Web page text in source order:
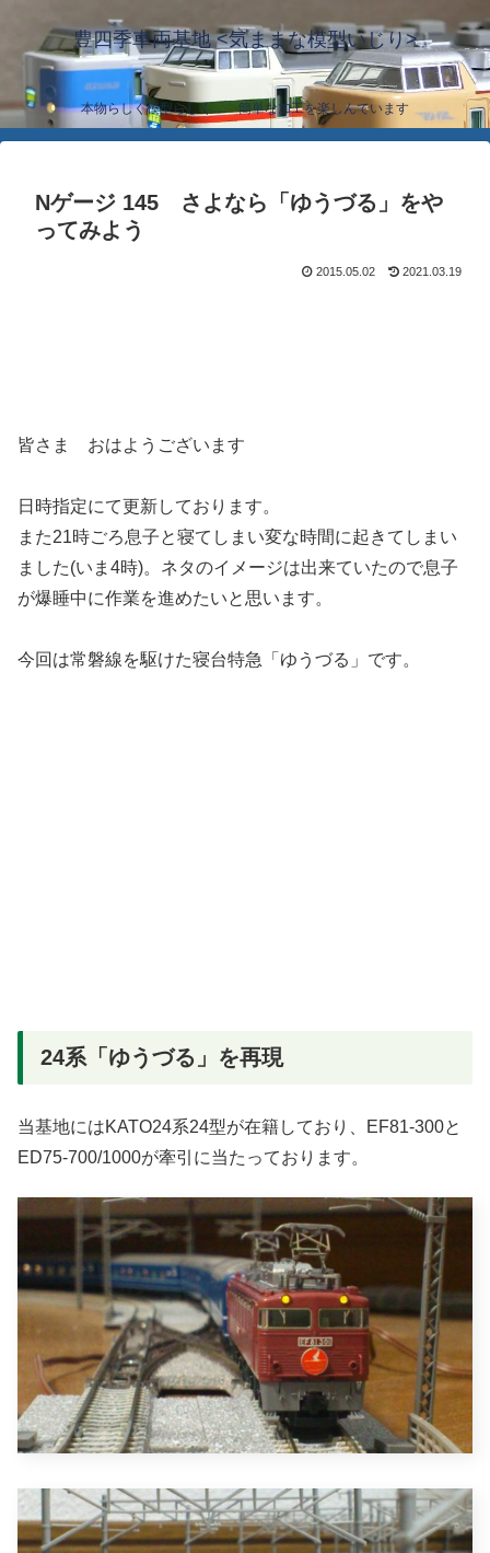
豊四季車両基地 <気ままな模型いじり>
本物らしく模型らしく… 簡単な加工を楽しんでいます
Nゲージ 145 さよなら「ゆうづる」をや
ってみよう
2015.05.02 2021.03.19
皆さま おはようございます
日時指定にて更新しております。
また21時ごろ息子と寝てしまい変な時間に起きてしまい
ました(いま4時)。ネタのイメージは出来ていたので息子
が爆睡中に作業を進めたいと思います。
今回は常磐線を駆けた寝台特急「ゆうづる」です。
24系「ゆうづる」を再現
当基地にはKATO24系24型が在籍しており、EF81-300と
ED75-700/1000が牽引に当たっております。